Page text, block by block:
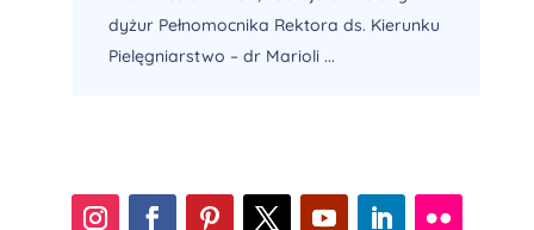
dyżur Pełnomocnika Rektora ds. Kierunku
Pielęgniarstwo – dr Marioli ...